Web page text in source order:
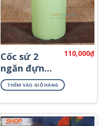
Cốc sứ 2
ngăn đựng
bàn chải
PKNT-01
110,000₫
THÊM VÀO GIỎ HÀNG